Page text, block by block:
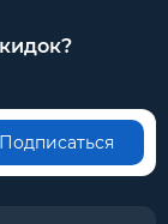
Подписаться